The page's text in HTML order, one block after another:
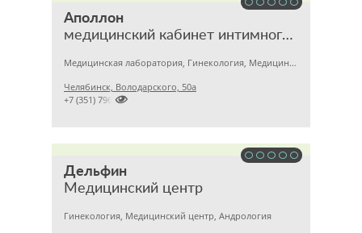
Аполлон
медицинский кабинет интимного здоровья
Медицинская лаборатория, Гинекология, Медицинский центр
Челябинск, Володарского, 50а

+7 (351) 7963215
Дельфин
Медицинский центр
Гинекология, Медицинский центр, Андрология